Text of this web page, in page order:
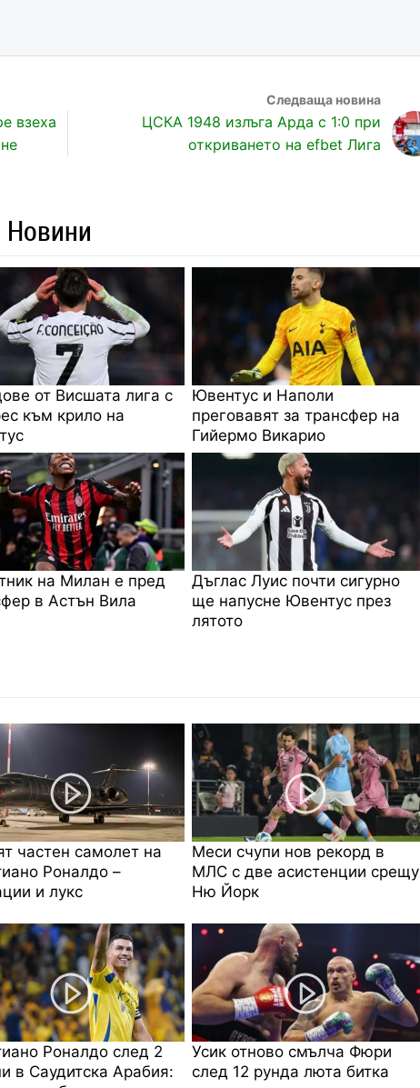
взеха
ЦСКА 1948 излъга Арда с 1:0 при
откриването на efbet Лига
от Висшата лига с
към крило на
Ювентус и Наполи
преговавят за трансфер на
Гийермо Викарио
на Милан е пред
в Астън Вила
Дъглас Луис почти сигурно
ще напусне Ювентус през
лятото
частен самолет на
Роналдо –
и лукс
Меси счупи нов рекорд в
МЛС с две асистенции срещу
Ню Йорк
Роналдо след 2
в Саудитска Арабия:
Усик отново смълча Фюри
след 12 рунда люта битка